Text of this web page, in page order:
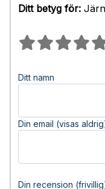
Ditt betyg för:
Ditt namn
Din email (visas
Din recension